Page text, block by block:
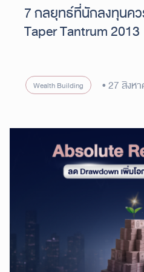
7 กลยุทธ์ที่นักลงทุนคว
Taper Tantrum 2013
Wealth Building 27 สิงห